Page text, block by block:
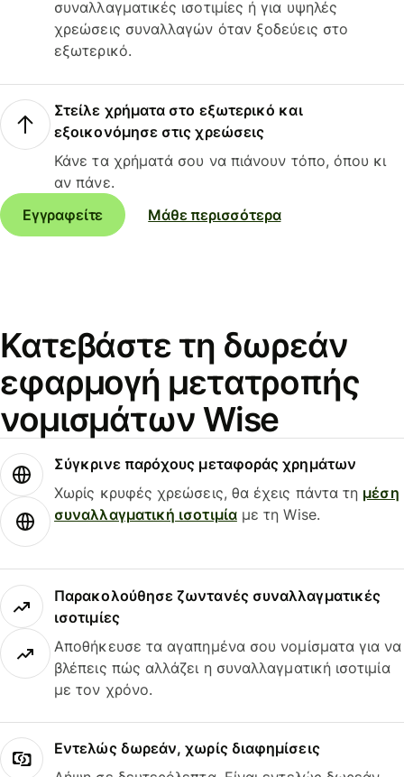
συναλλαγματικές ισοτιμίες ή για υψηλές
χρεώσεις συναλλαγών όταν ξοδεύεις στο
εξωτερικό.
Στείλε χρήματα στο εξωτερικό και
εξοικονόμησε στις χρεώσεις
Κάνε τα χρήματά σου να πιάνουν τόπο, όπου κι
αν πάνε.
Εγγραφείτε
Μάθε περισσότερα
Κατεβάστε τη δωρεάν
εφαρμογή μετατροπής
νομισμάτων Wise
Σύγκρινε παρόχους μεταφοράς χρημάτων
Χωρίς κρυφές χρεώσεις, θα έχεις πάντα τη μέση
συναλλαγματική ισοτιμίαμε τη Wise.
Παρακολούθησε ζωντανές συναλλαγματικές
ισοτιμίες
Αποθήκευσε τα αγαπημένα σου νομίσματα για να
βλέπεις πώς αλλάζει η συναλλαγματική ισοτιμία
με τον χρόνο.
Εντελώς δωρεάν, χωρίς διαφημίσεις